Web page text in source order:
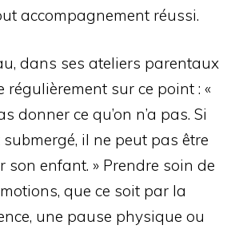
accompagnement réussi.
dans ses ateliers parentaux
régulièrement sur ce point : «
donner ce qu’on n’a pas. Si
il ne peut pas être
son enfant. » Prendre soin de
que ce soit par la
une pause physique ou